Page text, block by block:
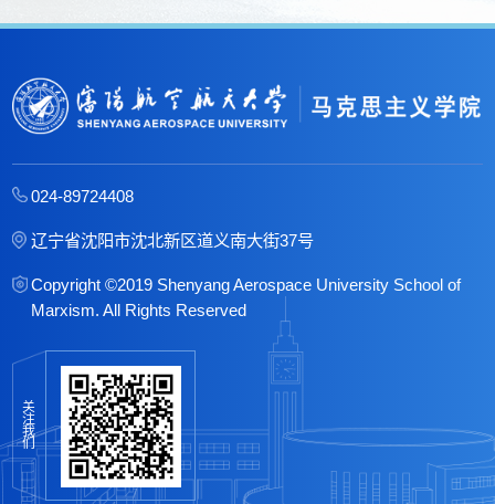
024-89724408
辽宁省沈阳市沈北新区道义南大街37号
Copyright ©2019 Shenyang Aerospace University School of
Marxism. All Rights Reserved
关
注
我
们